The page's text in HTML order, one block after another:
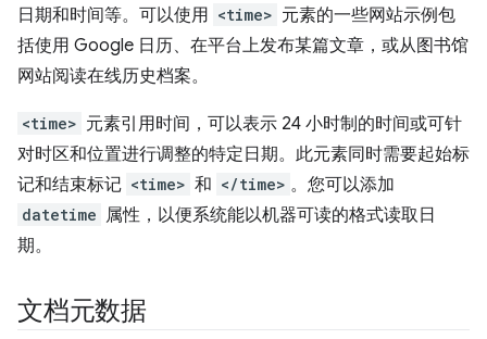
日期和时间等。可以使用 <time> 元素的一些网站示例包
括使用 Google 日历、在平台上发布某篇文章，或从图书馆
网站阅读在线历史档案。
<time> 元素引用时间，可以表示 24 小时制的时间或可针
对时区和位置进行调整的特定日期。此元素同时需要起始标
记和结束标记 <time> 和 </time> 。您可以添加
datetime 属性，以便系统能以机器可读的格式读取日
期。
文档元数据